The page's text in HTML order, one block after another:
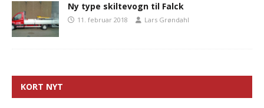
Ny type skiltevogn til Falck
11. februar 2018 Lars Grøndahl
KORT NYT